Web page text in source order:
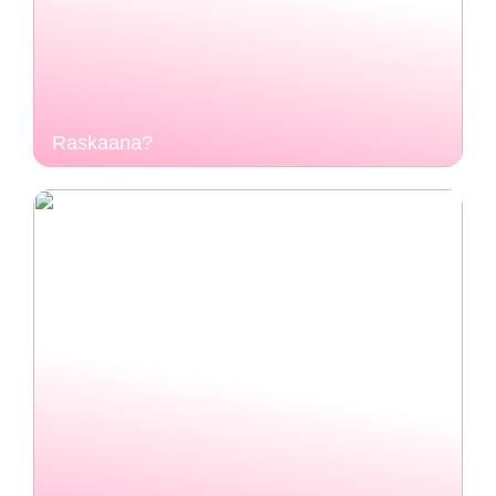
Raskaana?